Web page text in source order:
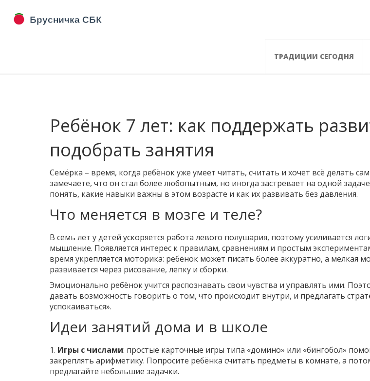
ТРАДИЦИИ СЕГОДНЯ
Ребёнок 7 лет: как поддержать
подобрать занятия
Семёрка – время, когда ребёнок уже умеет читать, считать и хочет всё делать
замечаете, что он стал более любопытным, но иногда застревает на одной
понять, какие навыки важны в этом возрасте и как их развивать без давления.
Что меняется в мозге и теле?
В семь лет у детей ускоряется работа левого полушария, поэтому усиливается
мышление. Появляется интерес к правилам, сравнениям и простым
время укрепляется моторика: ребёнок может писать более аккуратно, а мелкая
развивается через рисование, лепку и сборки.
Эмоционально ребёнок учится распознавать свои чувства и управлять ими.
давать возможность говорить о том, что происходит внутри, и предлагать
успокаиваться».
Идеи занятий дома и в школе
1. Игры с числами: простые карточные игры типа «домино» или «бингобол»
закреплять арифметику. Попросите ребёнка считать предметы в комнате, а
предлагайте небольшие задачки.